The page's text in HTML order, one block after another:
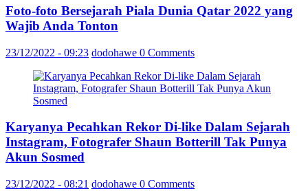
Foto-foto Bersejarah Piala Dunia Qatar 2022 yang
Wajib Anda Tonton
23/12/2022 - 09:23 dodohawe 0 Comments
Karyanya Pecahkan Rekor Di-like Dalam Sejarah
Instagram, Fotografer Shaun Botterill Tak Punya
Akun Sosmed
23/12/2022 - 08:21 dodohawe 0 Comments